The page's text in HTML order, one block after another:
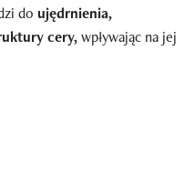
do ujędrnienia,
cery,wpływając na jej